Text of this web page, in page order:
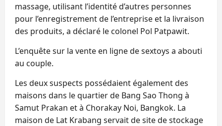
massage, utilisant l’identité d’autres personnes
pour l’enregistrement de l’entreprise et la livraison
des produits, a déclaré le colonel Pol Patpawit.
L’enquête sur la vente en ligne de sextoys a abouti
au couple.
Les deux suspects possédaient également des
maisons dans le quartier de Bang Sao Thong à
Samut Prakan et à Chorakay Noi, Bangkok. La
maison de Lat Krabang servait de site de stockage